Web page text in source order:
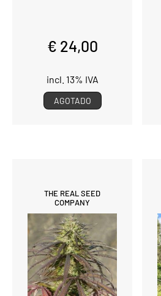
€ 24,00
incl. 13% IVA
AGOTADO
THE REAL SEED
COMPANY